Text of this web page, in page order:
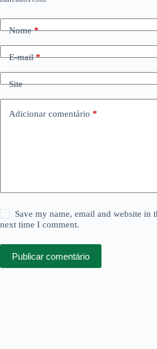
Nome*
E-mail*
Site
Adicionar comentário *
Save my name, email and website in
next time I comment.
Publicar comentário